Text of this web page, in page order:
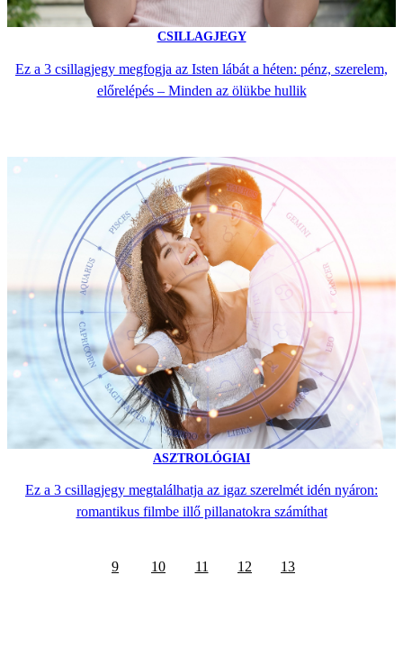
CSILLAGJEGY
Ez a 3 csillagjegy megfogja az Isten lábát a héten: pénz, szerelem,
előrelépés – Minden az ölükbe hullik
ASZTROLÓGIAI
Ez a 3 csillagjegy megtalálhatja az igaz szerelmét idén nyáron:
romantikus filmbe illő pillanatokra számíthat
9 10 11 12 13